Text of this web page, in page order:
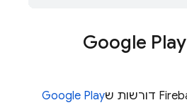
הדרישה של Google Play
Google Play